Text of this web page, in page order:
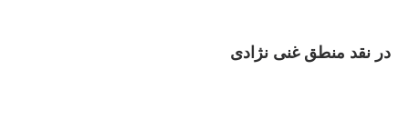
در نقد منطق غنی نژادی